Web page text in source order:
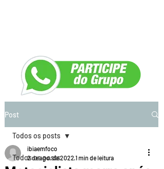
Post
Todos os posts
Todos os posts
ibiaemfoco
2 de ago. de 2022 1 min de leitura